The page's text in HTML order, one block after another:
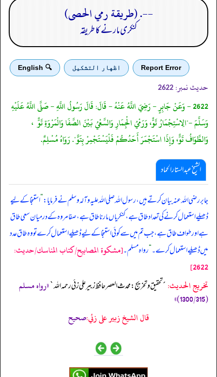
--. (طريقة رمي الحصى)
کنکری مارنے کا طریقہ
Report Error اظهار التشكيل 🔍 English
حدیث نمبر: 2622
2622 - وَعَنْ جَابِرٍ - رَضِيَ اللَّهُ عَنْهُ - قَالَ: قَالَ رَسُولُ اللَّهِ - صَلَّى اللَّهُ عَلَيْهِ
وَسَلَّمَ -"الِاسْتِجْمَارُ تَوٌّ، وَرَمْيُ الْجِمَارِ وَالسَّعْيُ بَيْنَ الصَّفَا وَالْمَرْوَةِ تَوٌّ ،
وَالطَّوَافُ تَوٌّ، وَإِذَا اسْتَجْمَرَ أَحَدُكُمْ فَلْيَسْتَجْمِرْ بِتَوٍّ". رَوَاهُ مُسْلِمٌ.
الشیخ عبدالستار الحماد
جابر رضی اللہ عنہ بیان کرتے ہیں، رسول اللہ صلی ‌اللہ ‌علیہ ‌وآلہ ‌وسلم نے فرمایا:”استنجا کے لیے
ڈھیلے استعمال کرنے کی تعداد طاق ہے، کنکریاں مارنا طاق ہے، صفا مروہ کے درمیان سعی طاق
ہے اور طواف طاق ہے، جب تم میں سے کوئی استنجا کے لیے ڈھیلے استعمال کرے تو وہ طاق عدد
میں ڈھیلے استعمال کرے۔“رواہ مسلم۔[مشكوة المصابيح/كتاب المناسك/حدیث:
2622]
تخریج الحدیث: ´تحقيق و تخريج: محدث العصر حافظ زبير على زئي رحمه الله`«رواه مسلم
(1300/315)»
قال الشيخ زبير على زئي:صحيح